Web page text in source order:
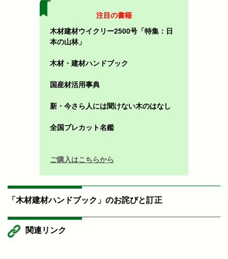
注目の書籍
木材建材ウイクリー2500号「特集：日
本の山林」
木材・建材ハンドブック
国産材活用事典
新・今さら人には聞けない木のはなし
全国プレカット名鑑
ご購入はこちらから
「木材建材ハンドブック」のお詫びと訂正
関連リンク